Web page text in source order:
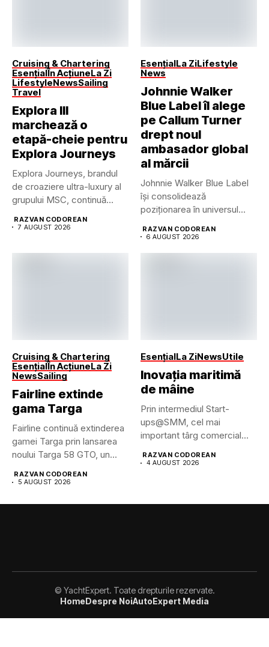
Cruising & Chartering
EsențialÎn AcțiuneLa Zi
LifestyleNewsSailing
Travel
Explora III
marchează o
etapă-cheie pentru
Explora Journeys
Explora Journeys, brandul
de croaziere ultra-luxury al
grupului MSC, continuă
RAZVAN CODOREAN
7 AUGUST 2026
EsențialLa ZiLifestyle
News
Johnnie Walker
Blue Label îl alege
pe Callum Turner
drept noul
ambasador global
al mărcii
Johnnie Walker Blue Label
își consolidează
poziționarea în universul
RAZVAN CODOREAN
6 AUGUST 2026
Cruising & Chartering
EsențialÎn AcțiuneLa Zi
NewsSailing
Fairline extinde
gama Targa
Fairline continuă extinderea
gamei Targa prin lansarea
noului Targa 58 GTO, un...
RAZVAN CODOREAN
5 AUGUST 2026
EsențialLa ZiNewsUtile
Inovația maritimă
de mâine
Prin intermediul Start-
ups@SMM, cel mai
important târg comercial
RAZVAN CODOREAN
4 AUGUST 2026
© YachtExpert. Toate drepturile rezervate.
Home Despre NoiAutoExpert Media